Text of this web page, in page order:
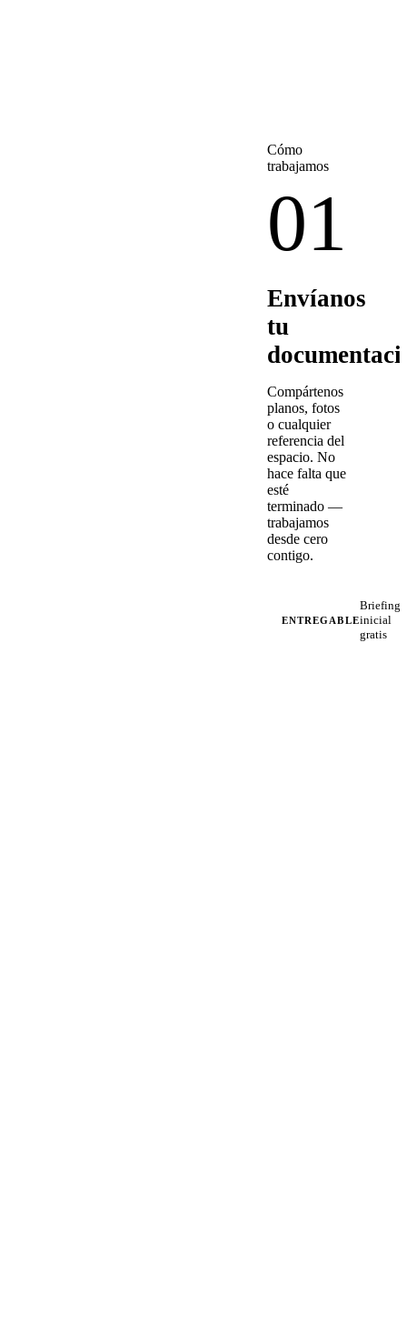
Cómo
trabajamos
01
Envíanos
tu
Compártenos
planos, fotos
o cualquier
referencia del
espacio. No
hace falta que
esté
terminado —
trabajamos
desde cero
contigo.
ENTREGABLE
Briefing
inicial
gratis